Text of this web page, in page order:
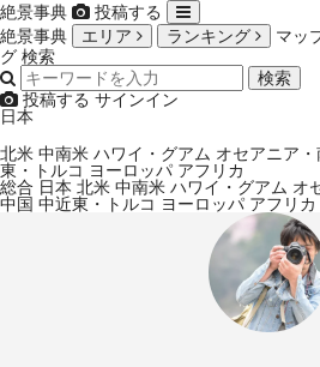
絶景事典
投稿する
絶景事典
エリア ランキング マッ
グ 検索
検索
投稿する サインイン
日本
北米 中南米 ハワイ・グアム オセアニア
東・トルコ ヨーロッパ アフリカ
総合 日本 北米 中南米 ハワイ・グアム オ
中国 中近東・トルコ ヨーロッパ アフリカ